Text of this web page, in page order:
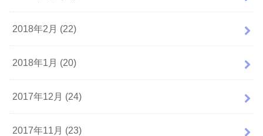
2018年2月 (22)
2018年1月 (20)
2017年12月 (24)
2017年11月 (23)